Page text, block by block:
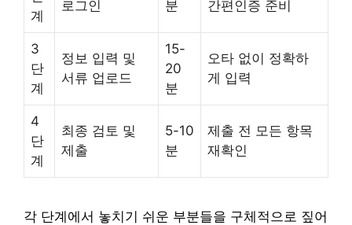
계
로그인 분 간편인증 준비
3
단
계
정보 입력 및
서류 업로드
15-
20
분
오타 없이 정확하
게 입력
4
단
계
최종 검토 및
제출
5-10
분
제출 전 모든 항목
재확인
각 단계에서 놓치기 쉬운 부분들을 구체적으로 짚어